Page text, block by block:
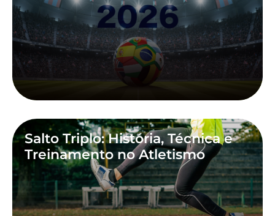
Salto Triplo: História, Técnica e
Treinamento no Atletismo